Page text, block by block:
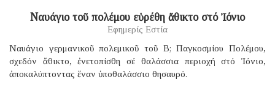
Ναυάγιο τοῦ πολέμου εὑρέθη ἄθικτο στό Ἰόνιο
Εφημερίς Εστία
Ναυάγιο γερμανικοῦ πολεμικοῦ τοῦ B; Παγκοσμίου Πολέμου,
σχεδόν ἄθικτο, ἐνετοπίσθη σέ θαλάσσια περιοχή στό Ἰόνιο,
ἀποκαλύπτοντας ἕναν ὑποθαλάσσιο θησαυρό.